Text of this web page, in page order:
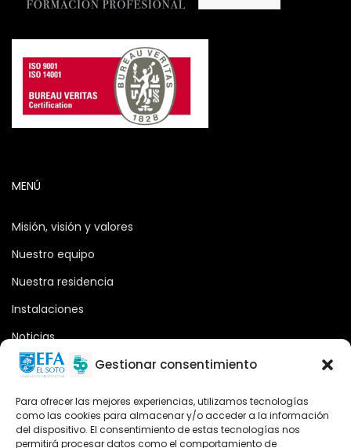
Gestionar consentimiento
Para ofrecer las mejores experiencias, utilizamos tecnologías
como las cookies para almacenar y/o acceder a la información
del dispositivo. El consentimiento de estas tecnologías nos
permitirá procesar datos como el comportamiento de
MENÚ
Misión, visión y valores
Nuestro equipo
Nuestra residencia
Instalaciones
Noticias
Oferta formativa
Plataforma 2.0